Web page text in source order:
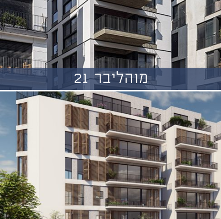
מוהליבר 21